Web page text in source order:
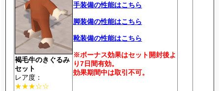
褐毛牛のきぐるみ
セット
レア度：
★★★☆☆
手装備の性能はこちら
脚装備の性能はこちら
靴装備の性能はこちら
※ボーナス効果はセット開封後よ
り7日間有効。
効果期間中は取引不可。